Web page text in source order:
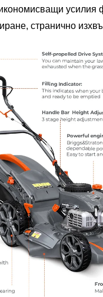
усилия
странично